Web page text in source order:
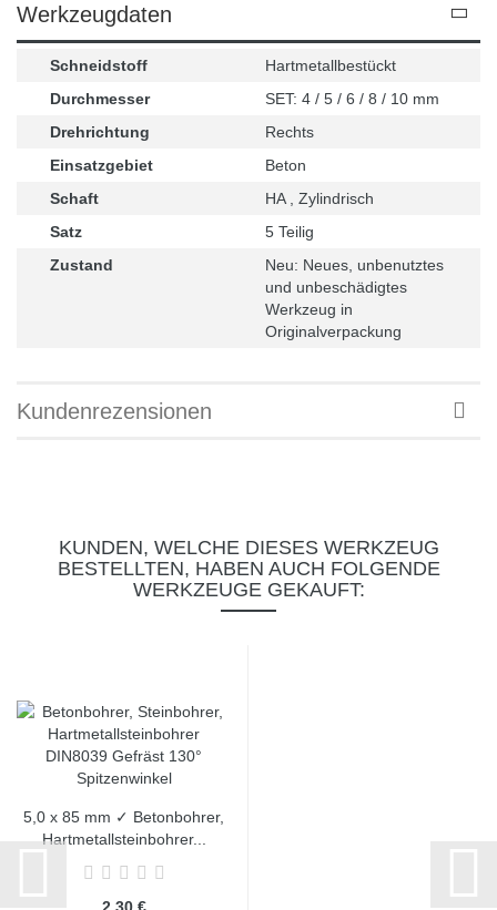
Werkzeugdaten
Schneidstoff
Hartmetallbestückt
Durchmesser
SET: 4 / 5 / 6 / 8 / 10 mm
Drehrichtung
Rechts
Einsatzgebiet
Beton
Schaft
HA , Zylindrisch
Satz
5 Teilig
Zustand
Neu: Neues, unbenutztes
und unbeschädigtes
Werkzeug in
Originalverpackung
Kundenrezensionen
KUNDEN, WELCHE DIESES WERKZEUG
BESTELLTEN, HABEN AUCH FOLGENDE
WERKZEUGE GEKAUFT:
5,0 x 85 mm ✓ Betonbohrer,
Hartmetallsteinbohrer...
2,30 €